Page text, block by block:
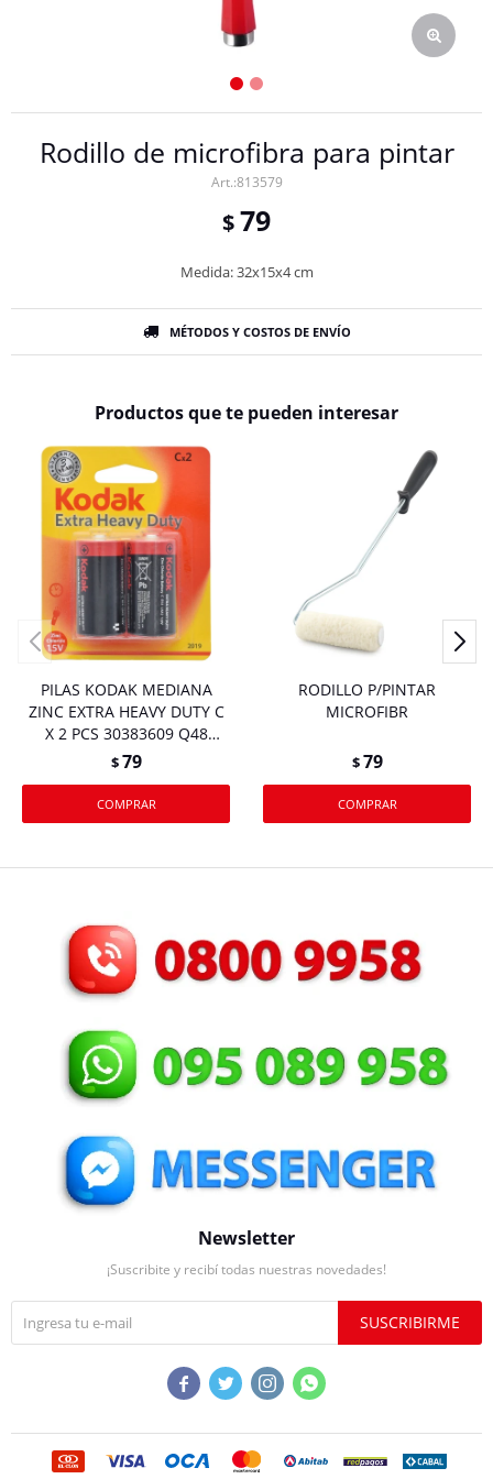
Rodillo de microfibra para pintar
813579
$79
Medida: 32x15x4 cm
MÉTODOS Y COSTOS DE ENVÍO
Productos que te pueden interesar
PILAS KODAK MEDIANA
ZINC EXTRA HEAVY DUTY C
X 2 PCS 30383609 Q48
M.12BLISTER
$79
RODILLO P/PINTAR
MICROFIBR
$79
Newsletter
¡Suscribite y recibí todas nuestras novedades!
SUSCRIBIRME
   